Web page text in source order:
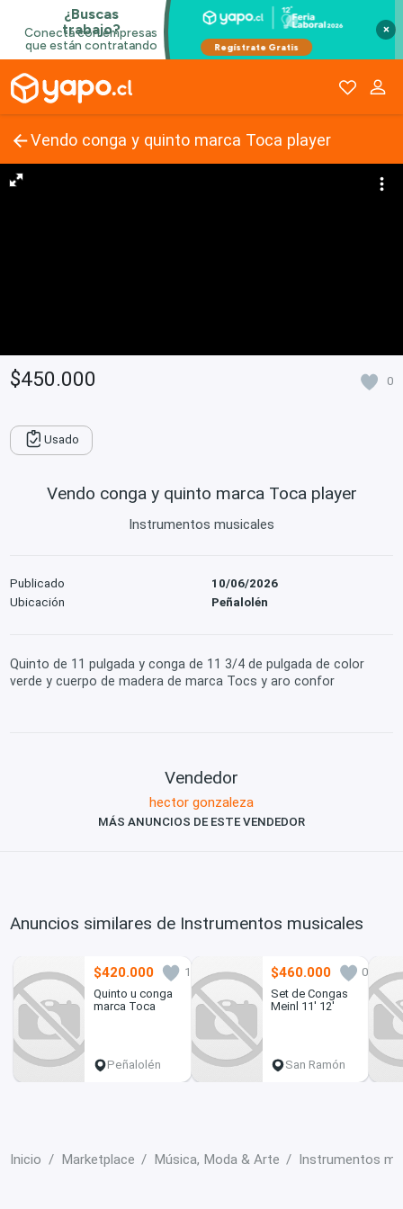
×
Vendo conga y quinto marca Toca player
$450.000 0
Usado
Vendo conga y quinto marca Toca player
Instrumentos musicales
Publicado
10/06/2026
Ubicación
Peñalolén
Quinto de 11 pulgada y conga de 11 3/4 de pulgada de color
verde y cuerpo de madera de marca Tocs y aro confor
Vendedor
hector gonzaleza
MÁS ANUNCIOS DE ESTE VENDEDOR
Anuncios similares de Instrumentos musicales
$420.000
1
Quinto u conga
marca Toca
Peñalolén
$460.000
0
Set de Congas
Meinl 11' 12'
San Ramón
Inicio Marketplace Música, Moda & Arte Instrumentos